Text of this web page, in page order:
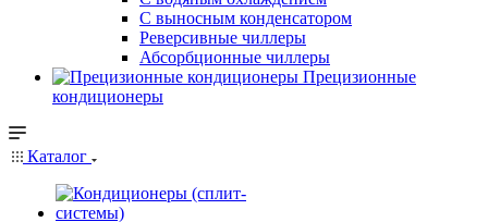
С выносным конденсатором
Реверсивные чиллеры
Абсорбционные чиллеры
Прецизионные
кондиционеры
Каталог